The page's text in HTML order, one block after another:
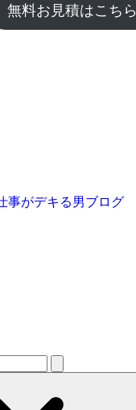
無料お見積はこちら
事がデキる男ブログ